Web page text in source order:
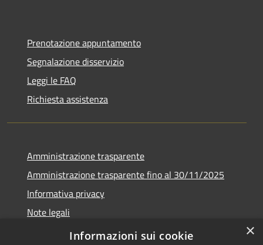
Prenotazione appuntamento
Segnalazione disservizio
Leggi le FAQ
Richiesta assistenza
Amministrazione trasparente
Amministrazione trasparente fino al 30/11/2025
Informativa privacy
Note legali
Dichiarazione di accessibilità
×
Informazioni sui cookie